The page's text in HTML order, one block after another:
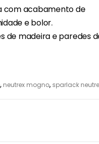
com acabamento de
e bolor.
de madeira e paredes
, neutrex mogno, sparlack